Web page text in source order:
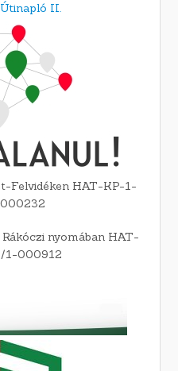
Útinapló II.
Felvidéken HAT-KP-1-
nyomában HAT-
1-000912